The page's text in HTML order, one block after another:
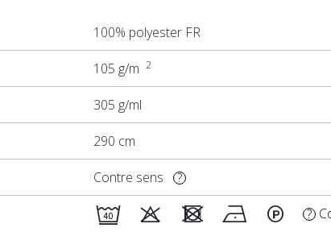
100% polyester FR
105 g/m 2
305 g/ml
290 cm
Contre sens ?
?